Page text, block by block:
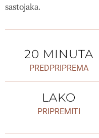
sastojaka.
20 MINUTA
PREDPRIPREMA
LAKO
PRIPREMITI